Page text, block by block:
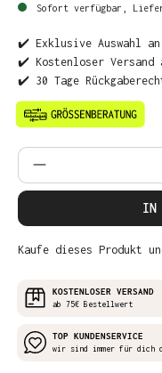
Sofort verfügbar,
✔️ Exklusive Auswahl an
✔️ Kostenloser Versand
✔️ 30 Tage
Produkt
IN
Kaufe dieses Produkt
KOSTENLOSER VERSAND
ab 75€ Bestellwert
TOP KUNDENSERVICE
wir sind immer für dich